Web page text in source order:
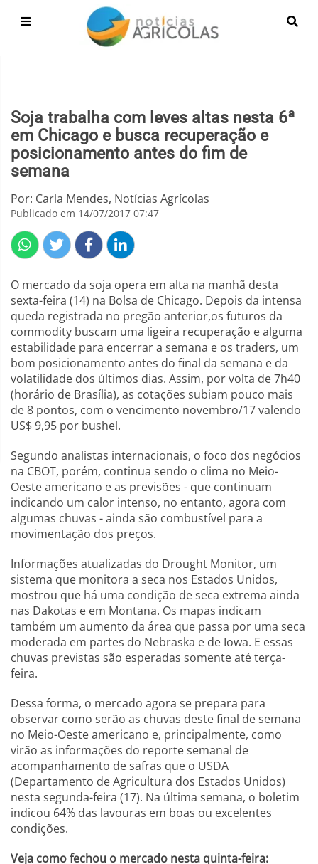
Soja trabalha com leves altas nesta 6ª
em Chicago e busca recuperação e
posicionamento antes do fim de
semana
Por: Carla Mendes, Notícias Agrícolas
Publicado em 14/07/2017 07:47
O mercado da soja opera em alta na manhã desta
sexta-feira (14) na Bolsa de Chicago. Depois da intensa
queda registrada no pregão anterior,os futuros da
commodity buscam uma ligeira recuperação e alguma
estabilidade para encerrar a semana e os traders, um
bom posicionamento antes do final da semana e da
volatilidade dos últimos dias. Assim, por volta de 7h40
(horário de Brasília), as cotações subiam pouco mais
de 8 pontos, com o vencimento novembro/17 valendo
US$ 9,95 por bushel.
Segundo analistas internacionais, o foco dos negócios
na CBOT, porém, continua sendo o clima no Meio-
Oeste americano e as previsões - que continuam
indicando um calor intenso, no entanto, agora com
algumas chuvas - ainda são combustível para a
movimentação dos preços.
Informações atualizadas do Drought Monitor, um
sistema que monitora a seca nos Estados Unidos,
mostrou que há uma condição de seca extrema ainda
nas Dakotas e em Montana. Os mapas indicam
também um aumento da área que passa por uma seca
moderada em partes do Nebraska e de Iowa. E essas
chuvas previstas são esperadas somente até terça-
feira.
Dessa forma, o mercado agora se prepara para
observar como serão as chuvas deste final de semana
no Meio-Oeste americano e, principalmente, como
virão as informações do reporte semanal de
acompanhamento de safras que o USDA
(Departamento de Agricultura dos Estados Unidos)
nesta segunda-feira (17). Na última semana, o boletim
indicou 64% das lavouras em boas ou excelentes
condições.
Veja como fechou o mercado nesta quinta-feira: